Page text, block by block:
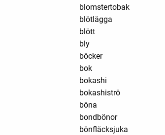
blomstertobak
blötlägga
blött
bly
böcker
bok
bokashi
bokashiströ
böna
bondbönor
bönfläcksjuka